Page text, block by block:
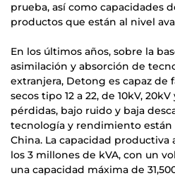
prueba, así como capacidades
productos que están al nivel
En los últimos años, sobre la
asimilación y absorción de
extranjera, Detong es capaz de
secos tipo 12 a 22, de 10kV,
pérdidas, bajo ruido y baja
tecnología y rendimiento están
China. La capacidad productiva
los 3 millones de kVA, con un
una capacidad máxima de